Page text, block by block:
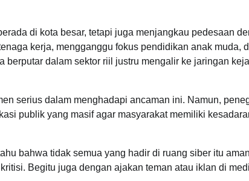
di kota besar, tetapi juga menjangkau pedesaan
kerja, mengganggu fokus pendidikan anak muda,
dalam sektor riil justru mengalir ke jaringan
serius dalam menghadapi ancaman ini. Namun,
publik yang masif agar masyarakat memiliki
bahwa tidak semua yang hadir di ruang siber itu
Begitu juga dengan ajakan teman atau iklan di